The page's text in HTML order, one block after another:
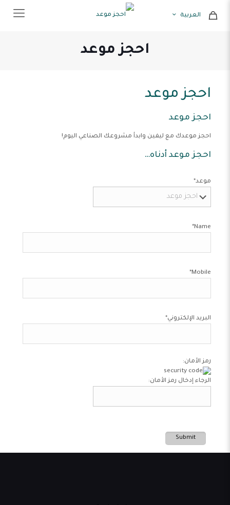
العربية
احجز موعد
احجز موعد
احجز موعد
احجز موعدك مع ليفين وابدأ مشروعك الصناعي اليوم!
احجز موعد أدناه…
موعد*
Name
*
Mobile
*
البريد الإلكتروني*
رمز الأمان:
الرجاء إدخال رمز الأمان:
Submit